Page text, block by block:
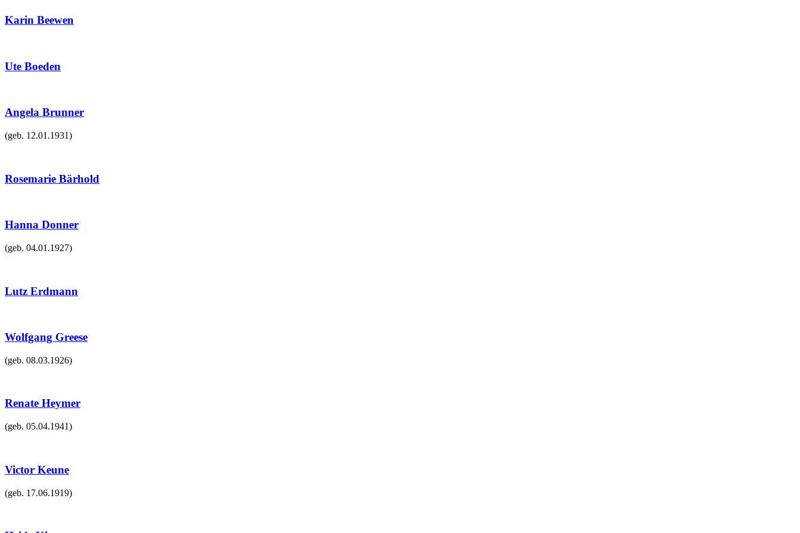
Karin Beewen
Ute Boeden
Angela Brunner
(geb. 12.01.1931)
Rosemarie Bärhold
Hanna Donner
(geb. 04.01.1927)
Lutz Erdmann
Wolfgang Greese
(geb. 08.03.1926)
Renate Heymer
(geb. 05.04.1941)
Victor Keune
(geb. 17.06.1919)